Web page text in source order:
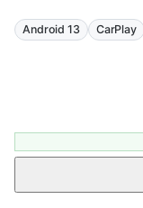
Android 13 CarPlay